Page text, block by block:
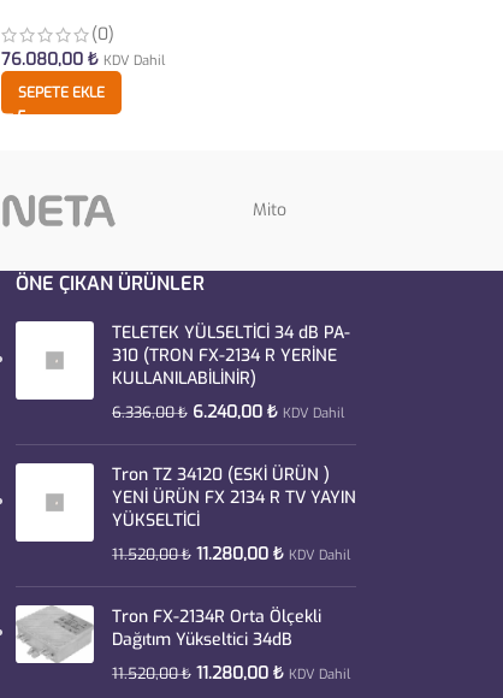
(0)
76.080,00 ₺ KDV Dahil
SEPETE EKLE
Mito
ÖNE ÇIKAN ÜRÜNLER
TELETEK YÜLSELTİCİ 34 dB PA-
310 (TRON FX-2134 R YERİNE
KULLANILABİLİNİR)
6.336,00₺ 6.240,00 ₺ KDV Dahil
Tron TZ 34120 (ESKİ ÜRÜN )
YENİ ÜRÜN FX 2134 R TV YAYIN
YÜKSELTİCİ
11.520,00₺ 11.280,00 ₺ KDV Dahil
Tron FX-2134R Orta Ölçekli
Dağıtım Yükseltici 34dB
11.520,00₺ 11.280,00 ₺ KDV Dahil